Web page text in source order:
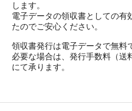
します。
電子データの領収書としての有
たのでご安心ください。
領収書発行は電子データで無料
必要な場合は、発行手数料（送
にて承ります。